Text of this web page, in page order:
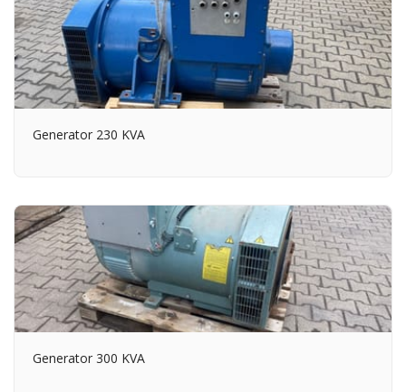
Generator 230 KVA
Generator 300 KVA